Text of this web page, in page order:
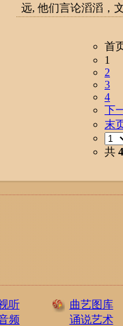
远, 他们言论滔滔，
首
1
2
3
4
下
末
共 4
听
频
曲艺图库
诵说艺术